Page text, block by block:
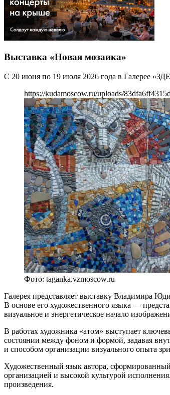
Выставка «Новая мозаика»
С 20 июня по 19 июля 2026 года в Галерее
https://kudamoscow.ru/uploads/
Фото: taganka.vzmoscow.ru
Галерея представляет выставку Владимира
В основе его художественного языка —
визуальное и энергетическое начало
В работах художника «атом» выступает
состоянии между фоном и формой, задавая
и способом организации визуального опыта
Художественный язык автора,
организацией и высокой культурой
произведения.